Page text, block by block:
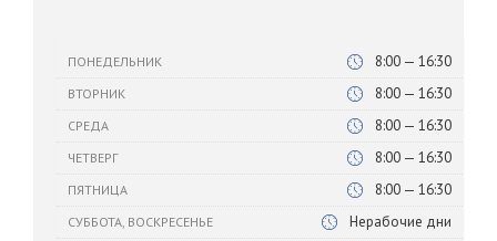
ПОНЕДЕЛЬНИК 8:00 — 16:30
ВТОРНИК 8:00 — 16:30
СРЕДА 8:00 — 16:30
ЧЕТВЕРГ 8:00 — 16:30
ПЯТНИЦА 8:00 — 16:30
СУББОТА, ВОСКРЕСЕНЬЕ Нерабочие дни